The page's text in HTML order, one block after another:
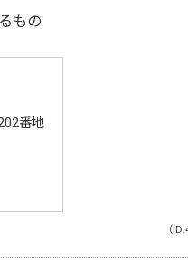
もの
番地
（